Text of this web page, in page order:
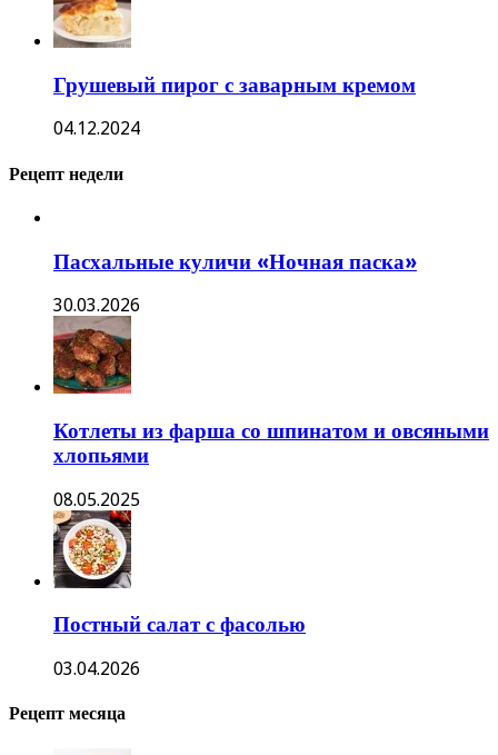
Грушевый пирог с заварным кремом
04.12.2024
Рецепт недели
Пасхальные куличи «Ночная паска»
30.03.2026
Котлеты из фарша со шпинатом и овсяными
хлопьями
08.05.2025
Постный салат с фасолью
03.04.2026
Рецепт месяца